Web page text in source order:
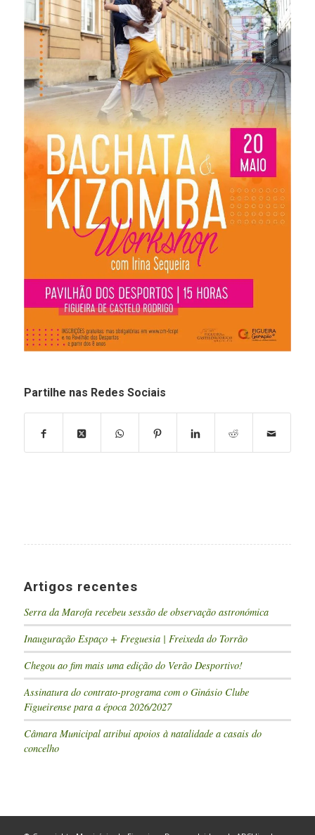
Partilhe nas Redes Sociais
Artigos recentes
Serra da Marofa recebeu sessão de observação astronómica
Inauguração Espaço + Freguesia | Freixeda do Torrão
Chegou ao fim mais uma edição do Verão Desportivo!
Assinatura do contrato-programa com o Ginásio Clube
Figueirense para a época 2026/2027
Câmara Municipal atribui apoios à natalidade a casais do
concelho